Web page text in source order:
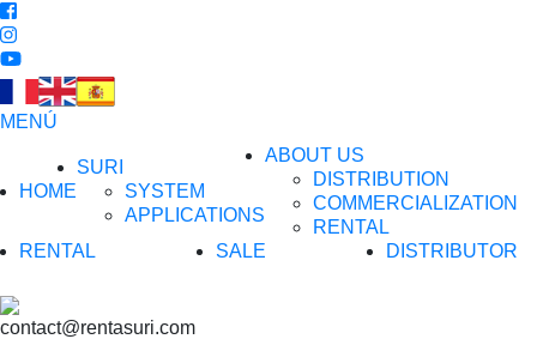
MENÚ
HOME
SURI
SYSTEM
APPLICATIONS
ABOUT US
DISTRIBUTION
COMMERCIALIZATION
RENTAL
RENTAL
SALE DISTRIBUTOR
contact@rentasuri.com